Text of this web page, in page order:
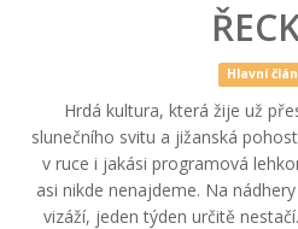
Hlavní
Hrdá kultura, která žije už
slunečního svitu a jižanská
v ruce i jakási programová
asi nikde nenajdeme. Na
vizáží, jeden týden určitě